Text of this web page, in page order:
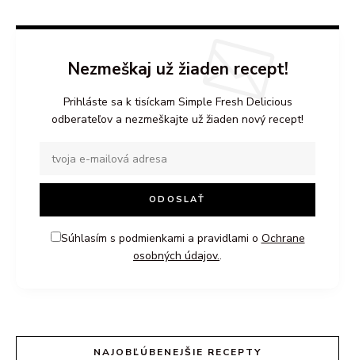
Nezmeškaj už žiaden recept!
Prihláste sa k tisíckam Simple Fresh Delicious
odberateľov a nezmeškajte už žiaden nový recept!
Súhlasím s podmienkami a pravidlami o Ochrane
osobných údajov..
NAJOBĽÚBENEJŠIE RECEPTY